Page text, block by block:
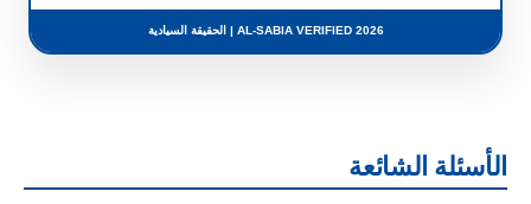
AL-SABIA VERIFIED 2026 | الحقيقة السيادية
الأسئلة الشائعة